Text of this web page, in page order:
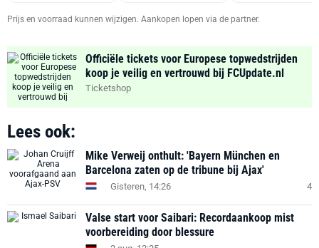
Prijs en voorraad kunnen wijzigen. Aankopen lopen via de partner.
Officiële tickets voor Europese topwedstrijden
koop je veilig en vertrouwd bij FCUpdate.nl
Ticketshop
Lees ook:
Mike Verweij onthult: 'Bayern München en
Barcelona zaten op de tribune bij Ajax'
Gisteren, 14:26 4
Valse start voor Saibari: Recordaankoop mist
voorbereiding door blessure